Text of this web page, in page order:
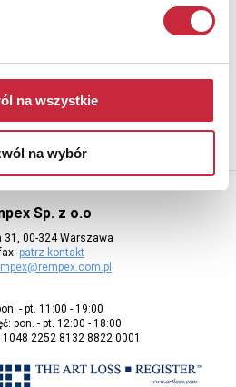
na wszystkie
na wybór
adres e-mail
Sp. z o.o
31, 00-324 Warszawa
patrz kontakt
- pt. 11:00 - 19:00
pon. - pt. 12:00 - 18:00
2252 8132 8822 0001